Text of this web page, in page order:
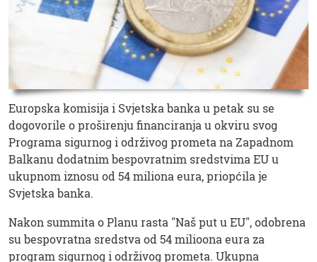
Europska komisija i Svjetska banka u petak su se
dogovorile o proširenju financiranja u okviru svog
Programa sigurnog i održivog prometa na Zapadnom
Balkanu dodatnim bespovratnim sredstvima EU u
ukupnom iznosu od 54 miliona eura, priopćila je
Svjetska banka.
Nakon summita o Planu rasta "Naš put u EU", odobrena
su bespovratna sredstva od 54 milioona eura za
program sigurnog i održivog prometa. Ukupna